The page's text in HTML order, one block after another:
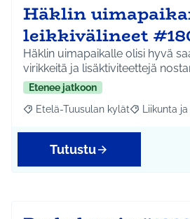
Häklin
leikkivälineet
Häklin uimapaikalle olisi hyvä
virikkeitä ja lisäktiviteettejä
Etenee jatkoon
Rajaa tulokset aihepiirin mukaan:
Etelä-Tuusulan kylät RajaaLiikunta
Tutustu